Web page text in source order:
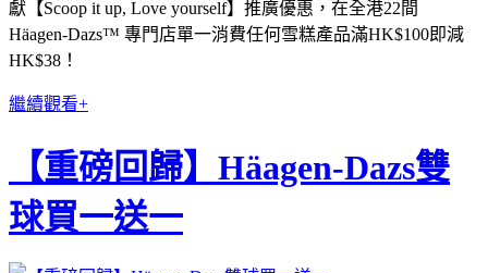
獻【Scoop it up, Love yourself】推廣優惠，在全港22間
Häagen-Dazs™ 專門店單一消費任何雪糕產品滿HK$100即減
HK$38！
繼續觀看+
【重磅回歸】Häagen-Dazs雙
球買一送一